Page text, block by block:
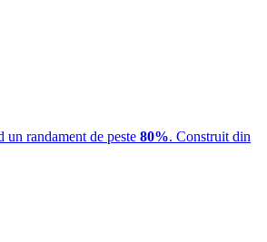
un randament de peste 80%. Construit din